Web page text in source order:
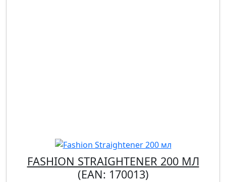
FASHION STRAIGHTENER 200 МЛ
(EAN: 170013)